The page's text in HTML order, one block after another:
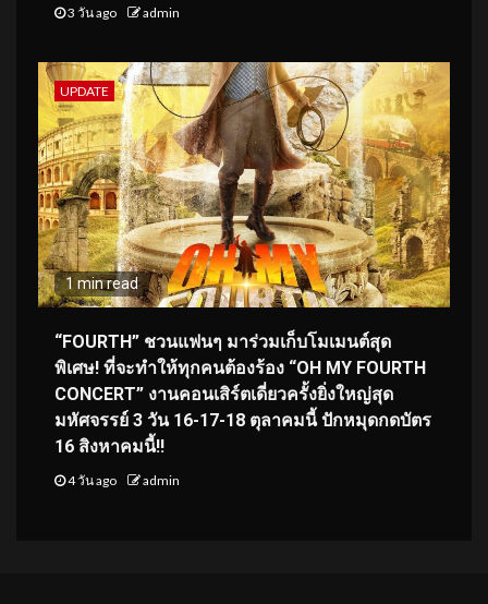
3 วัน ago admin
UPDATE
1 min read
“FOURTH” ชวนแฟนๆ มาร่วมเก็บโมเมนต์สุด
พิเศษ! ที่จะทำให้ทุกคนต้องร้อง “OH MY FOURTH
CONCERT” งานคอนเสิร์ตเดี่ยวครั้งยิ่งใหญ่สุด
มหัศจรรย์ 3 วัน 16-17-18 ตุลาคมนี้ ปักหมุดกดบัตร
16 สิงหาคมนี้!!
4 วัน ago admin